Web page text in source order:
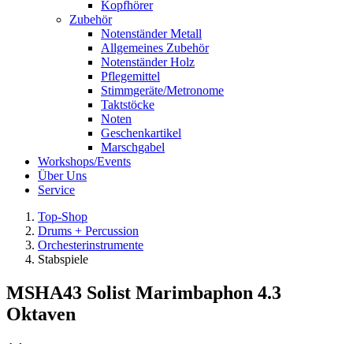
Kopfhörer
Zubehör
Notenständer Metall
Allgemeines Zubehör
Notenständer Holz
Pflegemittel
Stimmgeräte/Metronome
Taktstöcke
Noten
Geschenkartikel
Marschgabel
Workshops/Events
Über Uns
Service
Top-Shop
Drums + Percussion
Orchesterinstrumente
Stabspiele
MSHA43 Solist Marimbaphon 4.3
Oktaven